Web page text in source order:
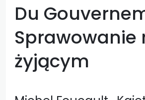
Du
żyjącym